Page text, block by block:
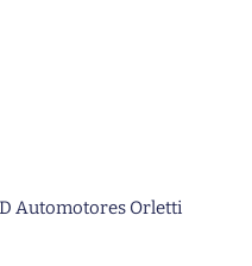
Automotores Orletti